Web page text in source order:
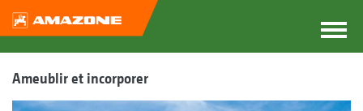
Ameublir et incorporer